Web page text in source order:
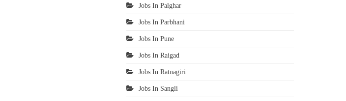
Jobs In Palghar
Jobs In Parbhani
Jobs In Pune
Jobs In Raigad
Jobs In Ratnagiri
Jobs In Sangli